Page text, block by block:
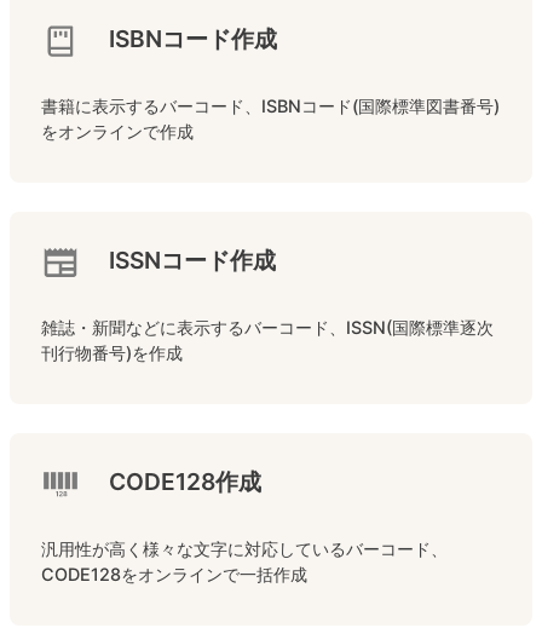
ISBNコード作成
書籍に表示するバーコード、ISBNコード(国際標準図書番号)
をオンラインで作成
ISSNコード作成
雑誌・新聞などに表示するバーコード、ISSN(国際標準逐次
刊行物番号)を作成
CODE128作成
汎用性が高く様々な文字に対応しているバーコード、
CODE128をオンラインで一括作成